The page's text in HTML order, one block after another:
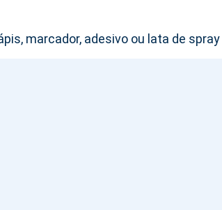
marcador, adesivo ou lata de